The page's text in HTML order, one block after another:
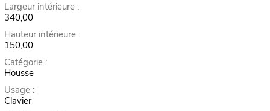
Largeur intérieure :
340,00
Hauteur intérieure :
150,00
Catégorie :
Housse
Usage :
Clavier